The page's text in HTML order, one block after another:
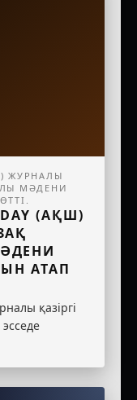
ЖУРНАЛЫ
МӘДЕНИ
(АҚШ)
АТАП
қазіргі